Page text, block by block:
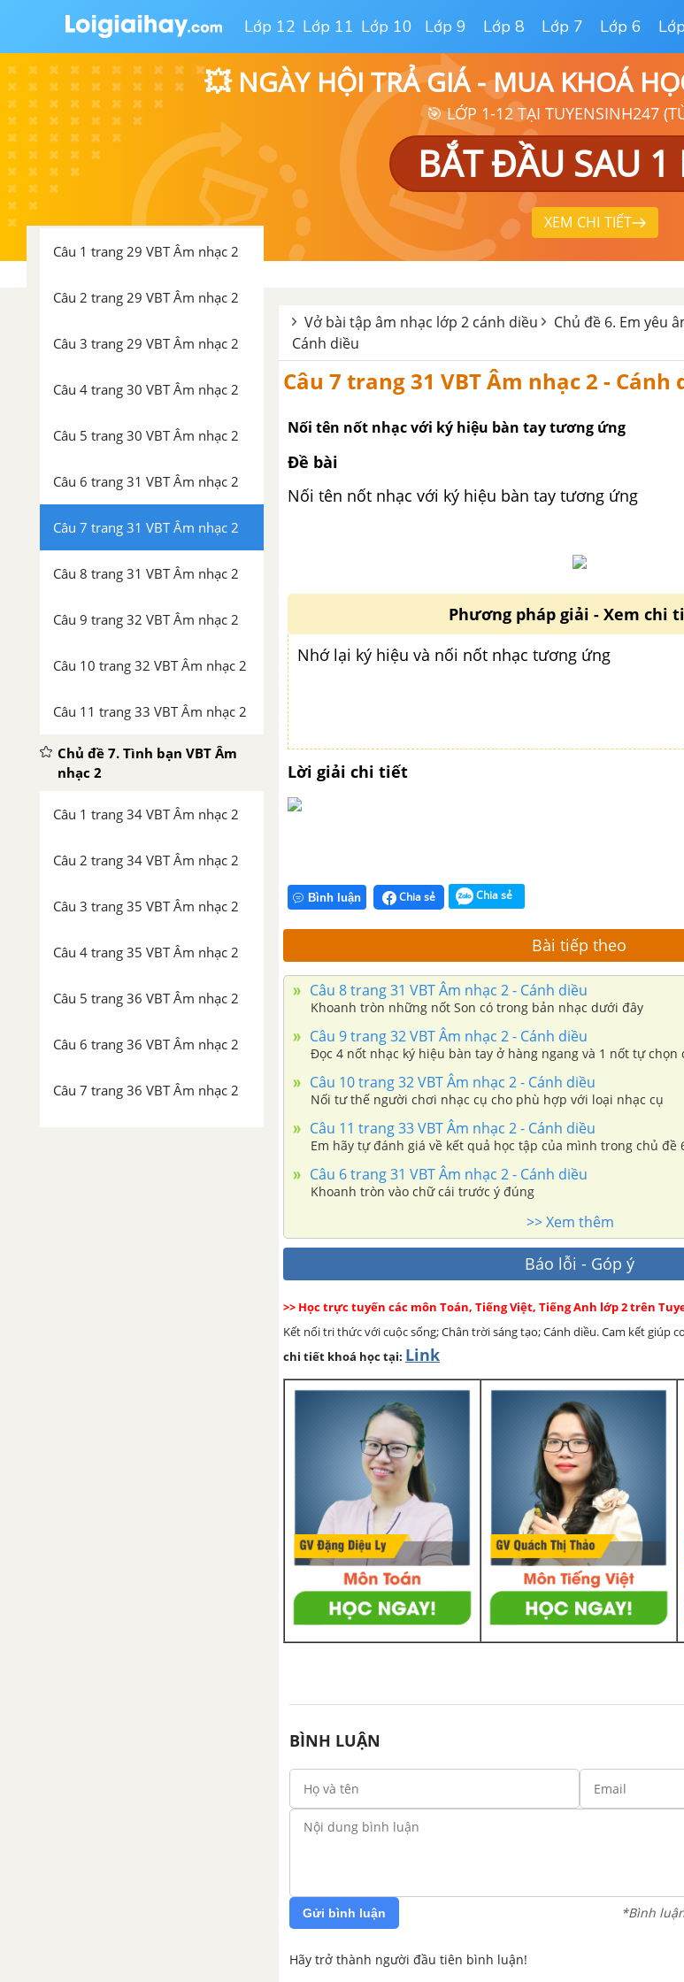
Lớp 12 Lớp 11 Lớp 10 Lớp 9 Lớp 8 Lớp 7 Lớp 6
💥 NGÀY HỘI TRẢ GIÁ - MUA KHOÁ
🎯 LỚP 1-12 TẠI TUYENSINH247
BẮT ĐẦU SAU 1
XEM CHI TIẾT
Câu 8 trang 27 VBT Âm nhạc 2
Câu 9 trang 27 VBT Âm nhạc 2
Câu 10 trang 27 VBT Âm nhạc 2
Câu 11 trang 28 VBT Âm nhạc 2
Chủ đề 6. Em yêu âm nhạc
Câu 1 trang 29 VBT Âm nhạc 2
Câu 2 trang 29 VBT Âm nhạc 2
Câu 3 trang 29 VBT Âm nhạc 2
Câu 4 trang 30 VBT Âm nhạc 2
Câu 5 trang 30 VBT Âm nhạc 2
Câu 6 trang 31 VBT Âm nhạc 2
Câu 7 trang 31 VBT Âm nhạc 2
Câu 8 trang 31 VBT Âm nhạc 2
Câu 9 trang 32 VBT Âm nhạc 2
Câu 10 trang 32 VBT Âm nhạc 2
Câu 11 trang 33 VBT Âm nhạc 2
Chủ đề 7. Tình bạn VBT Âm
nhạc 2
Câu 1 trang 34 VBT Âm nhạc 2
Câu 2 trang 34 VBT Âm nhạc 2
Câu 3 trang 35 VBT Âm nhạc 2
Câu 4 trang 35 VBT Âm nhạc 2
Câu 5 trang 36 VBT Âm nhạc 2
Câu 6 trang 36 VBT Âm nhạc 2
Câu 7 trang 36 VBT Âm nhạc 2
Vở bài tập âm nhạc lớp 2 cánh diều
Chủ đề 6. Em yêu
Cánh diều
Câu 7 trang 31 VBT Âm nhạc 2 - Cánh
Nối tên nốt nhạc với ký hiệu bàn tay tương ứng
Đề bài
Nối tên nốt nhạc với ký hiệu bàn tay tương ứng
Phương pháp giải - Xem chi
Nhớ lại ký hiệu và nối nốt nhạc tương ứng
Lời giải chi tiết
Bình luận Chia sẻ Chia sẻ
Bài tiếp theo
Câu 8 trang 31 VBT Âm nhạc 2 - Cánh diều
Khoanh tròn những nốt Son có trong bản nhạc dưới đây
Câu 9 trang 32 VBT Âm nhạc 2 - Cánh diều
Đọc 4 nốt nhạc ký hiệu bàn tay ở hàng ngang và 1 nốt tự chọn
Câu 10 trang 32 VBT Âm nhạc 2 - Cánh diều
Nối tư thế người chơi nhạc cụ cho phù hợp với loại nhạc cụ
Câu 11 trang 33 VBT Âm nhạc 2 - Cánh diều
Em hãy tự đánh giá về kết quả học tập của mình trong chủ đề
Câu 6 trang 31 VBT Âm nhạc 2 - Cánh diều
Khoanh tròn vào chữ cái trước ý đúng
>> Xem thêm
Báo lỗi - Góp ý
>> Học trực tuyến các môn Toán, Tiếng Việt, Tiếng Anh lớp 2 trên
Kết nối tri thức với cuộc sống; Chân trời sáng tạo; Cánh diều. Cam kết giúp
chi tiết khoá học tại: Link
BÌNH LUẬN
Gửi bình luận *Bình
Hãy trở thành người đầu tiên bình luận!